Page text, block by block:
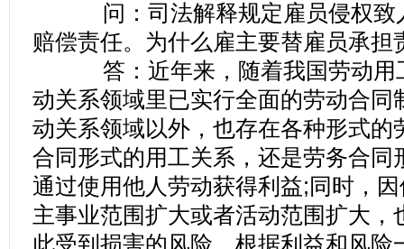
问：司法解释规定雇员侵权致
赔偿责任。为什么雇主要替雇员承担
答：近年来，随着我国劳动用
动关系领域里已实行全面的劳动合同
动关系领域以外，也存在各种形式的
合同形式的用工关系，还是劳务合同
通过使用他人劳动获得利益;同时，
主事业范围扩大或者活动范围扩大，
此受到损害的风险。根据利益和风险